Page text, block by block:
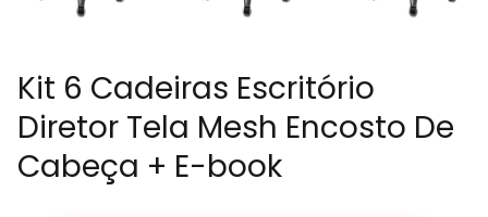
Kit 6 Cadeiras Escritório
Diretor Tela Mesh Encosto De
Cabeça + E-book